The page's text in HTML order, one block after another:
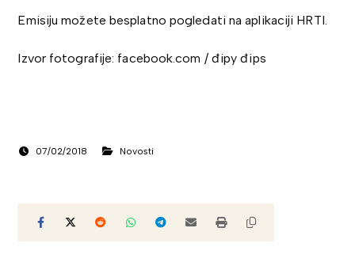
Emisiju možete besplatno pogledati na aplikaciji HRTI.
Izvor fotografije: facebook.com / đipy đips
07/02/2018 Novosti